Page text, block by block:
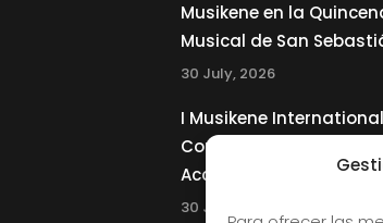
Musikene en la
Musical de San
30 July, 2026
I Musikene International
Competition for Young
Accordionists
30 July, 2026